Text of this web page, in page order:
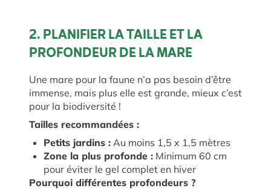
2. PLANIFIER LA TAILLE ET LA
PROFONDEUR DE LA MARE
Une mare pour la faune n’a pas besoin d’être
immense, mais plus elle est grande, mieux c’est
pour la biodiversité !
Tailles recommandées :
Petits jardins : Au moins 1,5 x 1,5 mètres
Zone la plus profonde : Minimum 60 cm
pour éviter le gel complet en hiver
Pourquoi différentes profondeurs ?